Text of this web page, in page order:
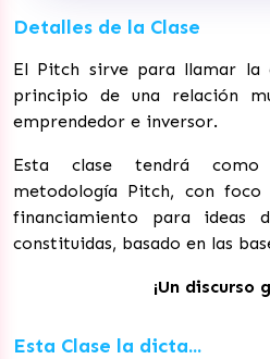
Detalles de la Clase
El Pitch sirve para llamar la
principio de una relación
emprendedor e inversor.
Esta clase tendrá
metodología Pitch, con
financiamiento para ideas
constituidas, basado en las
¡Un discurso
Esta Clase la dicta...